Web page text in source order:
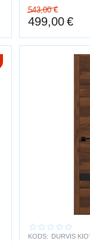
543,00 €
499,00€
KODS: DURVIS